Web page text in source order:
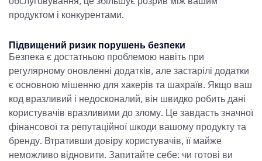
продуктом і конкурентами.
Підвищений ризик порушень безпеки
Безпека є достатньою проблемою навіть при
регулярному оновленні додатків, але застарілі додатки
є основною мішенню для хакерів та шахраїв. Якщо ваш
код вразливий і недосконалий, він швидко робить дані
користувачів вразливими до злому. Це завдасть значної
фінансової та репутаційної шкоди вашому продукту та
бренду. Втративши довіру користувачів, її майже
неможливо відновити. Запитайте себе: чи готові ви